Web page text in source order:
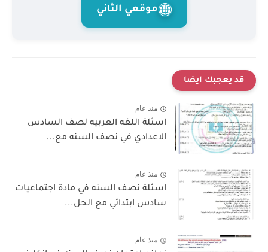
موقعي الثاني
قد يعجبك ايضا
منذ عام
اسئلة اللغه العربيه لصف السادس
الاعدادي في نصف السنه مع...
منذ عام
اسئلة نصف السنه في مادة اجتماعيات
سادس ابتدائي مع الحل...
منذ عام